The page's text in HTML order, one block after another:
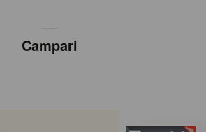
Campari